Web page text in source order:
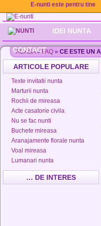
E-nunti este pentru tine
IDEI NUNTA
CONTACT
ACASA»FAQ » CE ESTE UN
ARTICOLE POPULARE
Texte invitatii nunta
Marturii nunta
Rochii de mireasa
Acte casatorie civila
Nu se fac nunti
Buchete mireasa
Aranajamente florale nunta
Voal mireasa
Lumanari nunta
… DE INTERES